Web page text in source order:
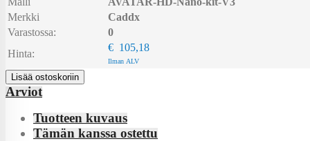
Merkki
Caddx
Varastossa:
0
Hinta:
€ 105,18
Ilman ALV
Lisää ostoskoriin
Arviot
Tuotteen kuvaus
Tämän kanssa ostettu